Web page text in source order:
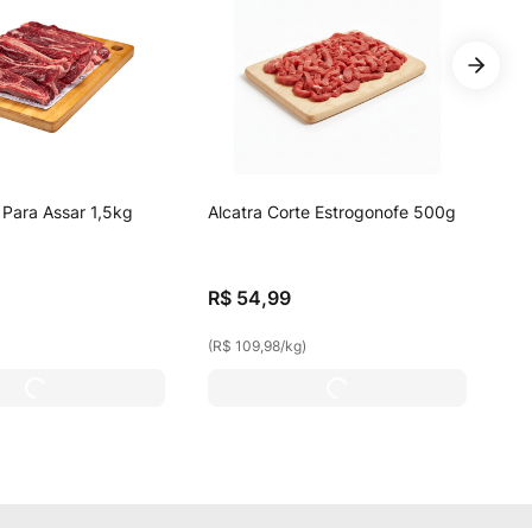
Assar 1,5kg Alcatra Corte Estrogonofe 500g
R$ 54,99
(R$ 109,98/kg)